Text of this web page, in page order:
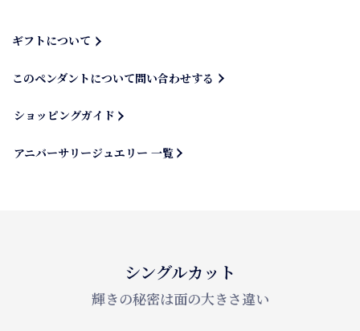
ギフトについて
このペンダントについて問い合わせする
ショッピングガイド
アニバーサリージュエリー 一覧
シングルカット
輝きの秘密は面の大きさ違い